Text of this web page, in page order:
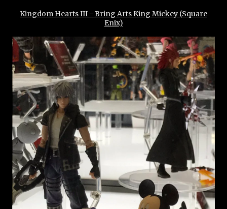
Kingdom Hearts III - Bring Arts King Mickey (Square
Enix)